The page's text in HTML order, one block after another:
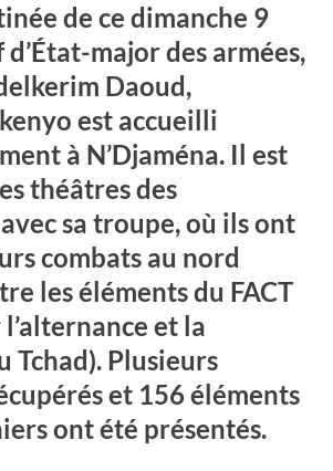
de ce dimanche 9
d’État-major des armées,
Daoud,
est accueilli
à N’Djaména. Il est
théâtres des
sa troupe, où ils ont
combats au nord
les éléments du FACT
et la
Tchad). Plusieurs
et 156 éléments
ont été présentés.